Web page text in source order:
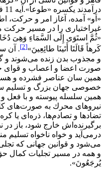
«اَو» آمده، آغاز امر و حركت،
غيراختيارى‌ را در مسير
«ثُمَّ استَوَى إِلَى السَّمَاءِ وَهِىَ
كَرهاً قَالَتَا أَتَينَا طائِعِينَ»[2]
. آن
و مجذوب بدن زنده مى‌شوند و
صورت اعضا و اعصاب و قواى
همين سان عناصر فشرده و
خصوصى جهان بزرگ و تسليم
همين سلسله پيوسته و با فعل و
نيروهاى محرك به صورت‌هاى
تضادها و تصادم‌ها، ذره‌اى يا
برگيرنده‌اش خارج شود، باز
درمى‌آيد و خواه ناخواه تسليم
مى‌شود و قوانين جهانى كه
و همه در مسير تجليات كمال
يُرجَعُونَ».